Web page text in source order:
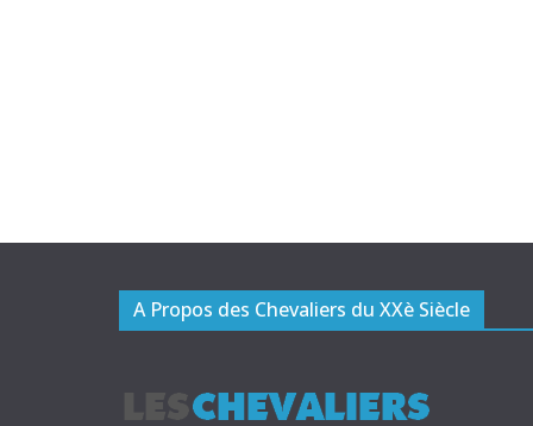
A Propos des Chevaliers du XXè Siècle